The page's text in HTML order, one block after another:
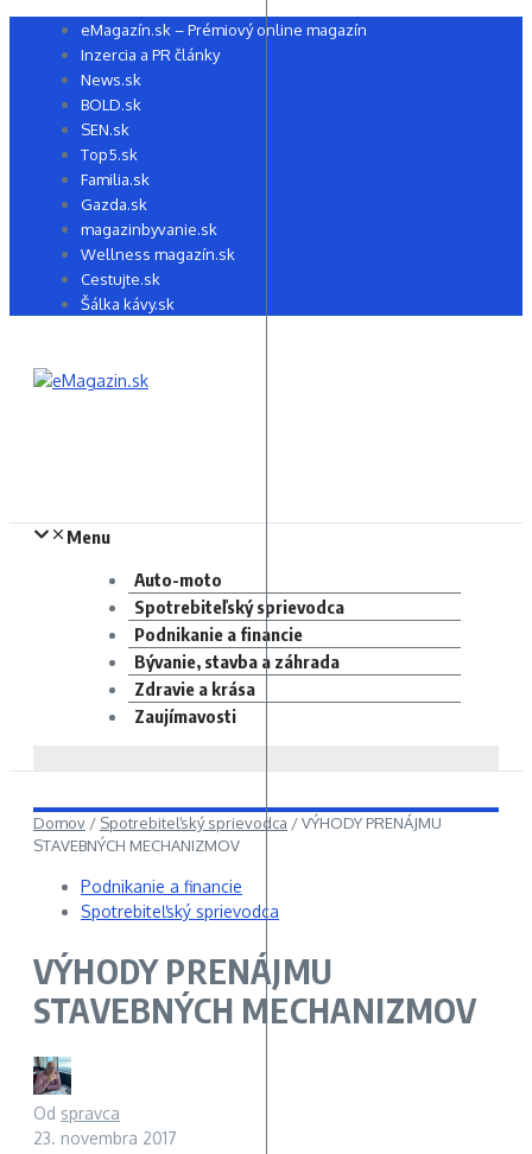
Preskočiť
eMagazín.sk – Prémiový online magazín
Inzercia a PR články
News.sk
BOLD.sk
SEN.sk
Top5.sk
Familia.sk
Gazda.sk
magazinbyvanie.sk
Wellness magazín.sk
Cestujte.sk
Šálka kávy.sk
Menu
Auto-moto
Spotrebiteľský sprievodca
Podnikanie a financie
Bývanie, stavba a záhrada
Zdravie a krása
Zaujímavosti
Domov / Spotrebiteľský sprievodca /VÝHODY PRENÁJMU
STAVEBNÝCH MECHANIZMOV
Podnikanie a financie
Spotrebiteľský sprievodca
VÝHODY PRENÁJMU
STAVEBNÝCH MECHANIZMOV
Od spravca
23. novembra 2017